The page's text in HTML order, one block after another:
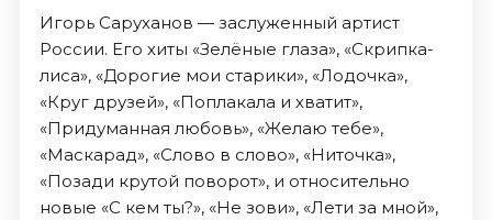
Игорь Саруханов — заслуженный артист
России. Его хиты «Зелёные глаза», «Скрипка-
лиса», «Дорогие мои старики», «Лодочка»,
«Круг друзей», «Поплакала и хватит»,
«Придуманная любовь», «Желаю тебе»,
«Маскарад», «Слово в слово», «Ниточка»,
«Позади крутой поворот», и относительно
новые «С кем ты?», «Не зови», «Лети за мной»,